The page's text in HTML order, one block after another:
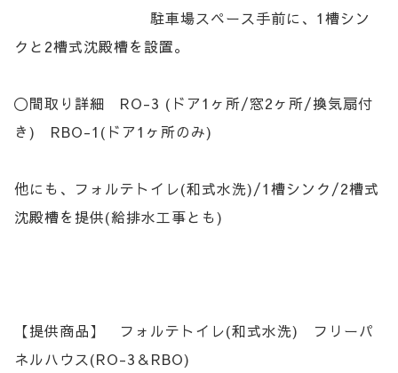
駐車場スペース手前に、1槽シン
クと2槽式沈殿槽を設置。
〇間取り詳細 RO-3 (ドア1ヶ所/窓2ヶ所/換気扇付
き) RBO-1(ドア1ヶ所のみ)
他にも、フォルテトイレ(和式水洗)/1槽シンク/2槽式
沈殿槽を提供(給排水工事とも)
【提供商品】 フォルテトイレ(和式水洗) フリーパ
ネルハウス(RO-3＆RBO)